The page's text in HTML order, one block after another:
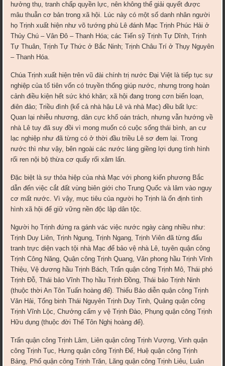
hưởng thụ, tranh chấp quyền lực, nên không thể giải quyết được
mâu thuẫn cơ bản trong xã hội. Lúc này có một số danh nhân người
họ Trịnh xuất hiện như võ tướng phù Lê đánh Mạc Trịnh Phúc Hải ở
Thủy Chú – Vân Đô – Thanh Hóa; các Tiến sỹ Trịnh Tự Dĩnh, Trịnh
Tự Thuân, Trịnh Tự Thức ở Bắc Ninh; Trịnh Châu Trí ở Thụy Nguyên
– Thanh Hóa.
Chúa Trịnh xuất hiện trên vũ đài chính trị nước Đại Việt là tiếp tục sự
nghiệp của tổ tiên vốn có truyền thống giúp nước, nhưng trong hoàn
cảnh điều kiện hết sức khó khăn; xã hội đang trong cơn biến loạn,
điên đảo; Triều đình (kể cả nhà hậu Lê và nhà Mạc) đều bất lực:
Quan lại nhiễu nhương, dân cực khổ oán trách, nhưng vẫn hướng về
nhà Lê tuy đã suy đồi vì mong muốn có cuộc sống thái bình, an cư
lạc nghiệp như đã từng có ở thời đầu triều Lê sơ đem lại. Trong
nước thì như vậy, bên ngoài các nước láng giềng lợi dụng tình hình
rối ren nội bộ thừa cơ quấy rối xâm lấn.
Đặc biệt là sự thỏa hiệp của nhà Mạc với phong kiến phương Bắc
dẫn đến việc cắt đất vùng biên giới cho Trung Quốc và lâm vào nguy
cơ mất nước. Vì vậy, mục tiêu của người họ Trịnh là ổn định tình
hình xã hội để giữ vững nền độc lập dân tộc.
Người họ Trịnh đứng ra gánh vác việc nước ngày càng nhiều như:
Trịnh Duy Liên, Trịnh Ngung, Trịnh Ngang, Trịnh Viên đã từng đấu
tranh trực diện vạch tội nhà Mạc để bảo vệ nhà Lê, tuyên quận công
Trịnh Công Năng, Quận công Trịnh Quang, Văn phong hầu Trịnh Vĩnh
Thiệu, Vệ dương hầu Trịnh Bách, Trấn quận công Trịnh Mô, Thái phó
Trịnh Đỗ, Thái bảo Vĩnh Thọ hầu Trịnh Đồng, Thái bảo Trịnh Ninh
(thuộc thời An Tôn Tuấn hoàng đế). Thiếu Bảo diễn quận công Trịnh
Văn Hải, Tổng binh Thái Nguyên Trịnh Duy Tinh, Quảng quận công
Trịnh Vĩnh Lộc, Chưởng cẩm y vệ Trịnh Đào, Phụng quận công Trịnh
Hữu dụng (thuộc đời Thế Tôn Nghị hoàng đế).
Trấn quận công Trịnh Lâm, Liên quận công Trịnh Vượng, Vinh quận
công Trịnh Tục, Hưng quận công Trịnh Đế, Huệ quận công Trịnh
Bảng, Phổ quận công Trịnh Trăn, Lãng quận công Trịnh Liêu, Luân